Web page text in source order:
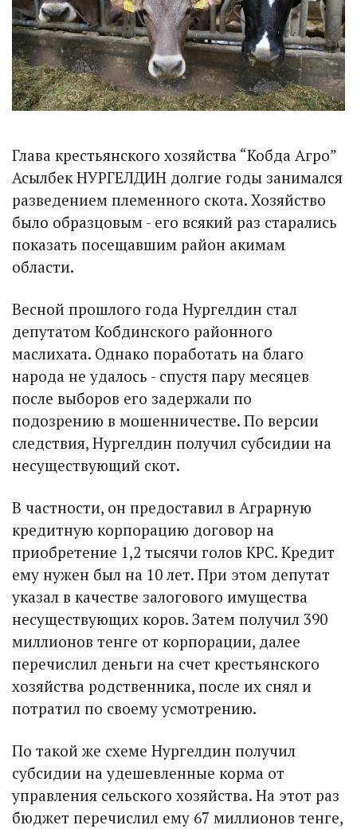
Глава крестьянского хозяйства “Кобда Агро”
Асылбек НУРГЕЛДИН долгие годы занимался
разведением племенного скота. Хозяйство
было образцовым - его всякий раз старались
показать посещавшим район акимам
области.
Весной прошлого года Нургелдин стал
депутатом Кобдинского районного
маслихата. Однако поработать на благо
народа не удалось - спустя пару месяцев
после выборов его задержали по
подозрению в мошенничестве. По версии
следствия, Нургелдин получил субсидии на
несуществующий скот.
В частности, он предоставил в Аграрную
кредитную корпорацию договор на
приобретение 1,2 тысячи голов КРС. Кредит
ему нужен был на 10 лет. При этом депутат
указал в качестве залогового имущества
несуществующих коров. Затем получил 390
миллионов тенге от корпорации, далее
перечислил деньги на счет крестьянского
хозяйства родственника, после их снял и
потратил по своему усмотрению.
По такой же схеме Нургелдин получил
субсидии на удешевленные корма от
управления сельского хозяйства. На этот раз
бюджет перечислил ему 67 миллионов тенге,